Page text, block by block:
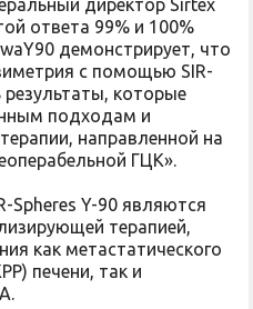
директор Sirtex
ответа 99% и 100%
демонстрирует, что
с помощью SIR-
результаты, которые
подходам и
направленной на
ГЦК».
Y-90 являются
терапией,
как метастатического
печени, так и